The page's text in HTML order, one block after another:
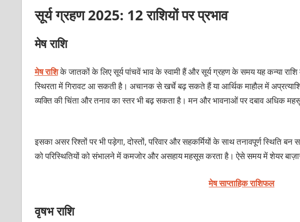
सूर्य ग्रहण 2025: 12 राशियों पर प्रभाव
मेष राशि
मेष राशिके जातकों के लिए सूर्य पांचवें भाव के स्वामी हैं और सूर्य ग्रहण के समय यह कन्या
स्थिरता में गिरावट आ सकती है। अचानक से खर्चे बढ़ सकते हैं या आर्थिक माहौल में
व्यक्ति की चिंता और तनाव का स्तर भी बढ़ सकता है। मन और भावनाओं पर दबाव अधिक
इसका असर रिश्तों पर भी पड़ेगा, दोस्तों, परिवार और सहकर्मियों के साथ तनावपूर्ण स्थिति
को परिस्थितियों को संभालने में कमजोर और असहाय महसूस करता है। ऐसे समय में शेयर
मेष साप्ताहिक राशिफल
वृषभ राशि